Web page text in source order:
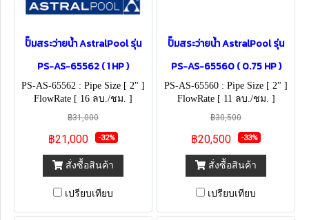
ปั๊มสระว่ายน้ำ AstralPool รุ่น
PS-AS-65562 ( 1 HP )
PS-AS-65562 : Pipe Size [ 2" ]
FlowRate [ 16 ลบ./ชม. ]
฿31,000
฿21,000 -32%
สั่งซื้อสินค้า
เปรียบเทียบ
ปั๊มสระว่ายน้ำ AstralPool รุ่น
PS-AS-65560 ( 0.75 HP )
PS-AS-65560 : Pipe Size [ 2" ]
FlowRate [ 11 ลบ./ชม. ]
฿30,500
฿20,500 -33%
สั่งซื้อสินค้า
เปรียบเทียบ